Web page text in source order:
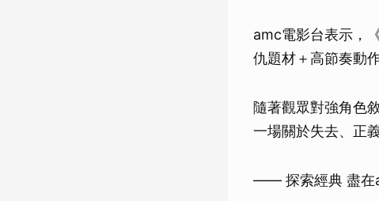
amc電影台表示，
仇題材＋高節奏動
隨著觀眾對強角色
一場關於失去、正
—— 探索經典 盡